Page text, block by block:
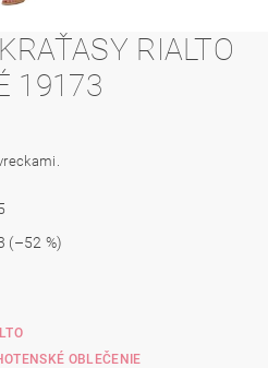
RIALTO
19173
(–52 %)
OBLEČENIE